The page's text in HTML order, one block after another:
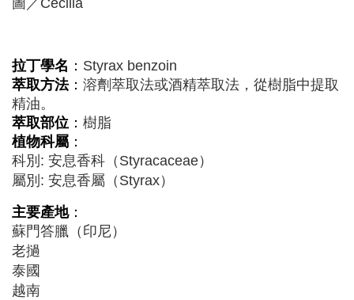
圖／Cecilia
拉丁學名 ： Styrax benzoin
萃取方法： 溶劑萃取法或酒精萃取法，從樹脂中提取
精油。
萃取部位 ： 樹脂
植物科屬 ：
科別: 安息香科（Styracaceae）
屬別: 安息香屬（Styrax）
主要產地：
蘇門答臘（印尼）
老撾
泰國
越南